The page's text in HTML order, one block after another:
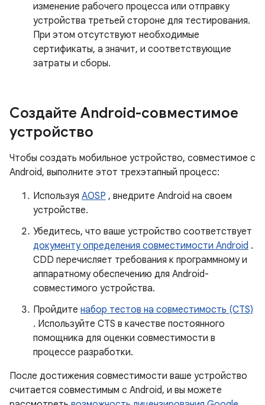
изменение рабочего процесса или отправку
устройства третьей стороне для тестирования.
При этом отсутствуют необходимые
сертификаты, а значит, и соответствующие
затраты и сборы.
Создайте Android-совместимое
устройство
Чтобы создать мобильное устройство, совместимое с
Android, выполните этот трехэтапный процесс:
Используя AOSP , внедрите Android на своем
устройстве.
Убедитесь, что ваше устройство соответствует
документу определения совместимости Android .
CDD перечисляет требования к программному и
аппаратному обеспечению для Android-
совместимого устройства.
Пройдите набор тестов на совместимость (CTS)
. Используйте CTS в качестве постоянного
помощника для оценки совместимости в
процессе разработки.
После достижения совместимости ваше устройство
считается совместимым с Android, и вы можете